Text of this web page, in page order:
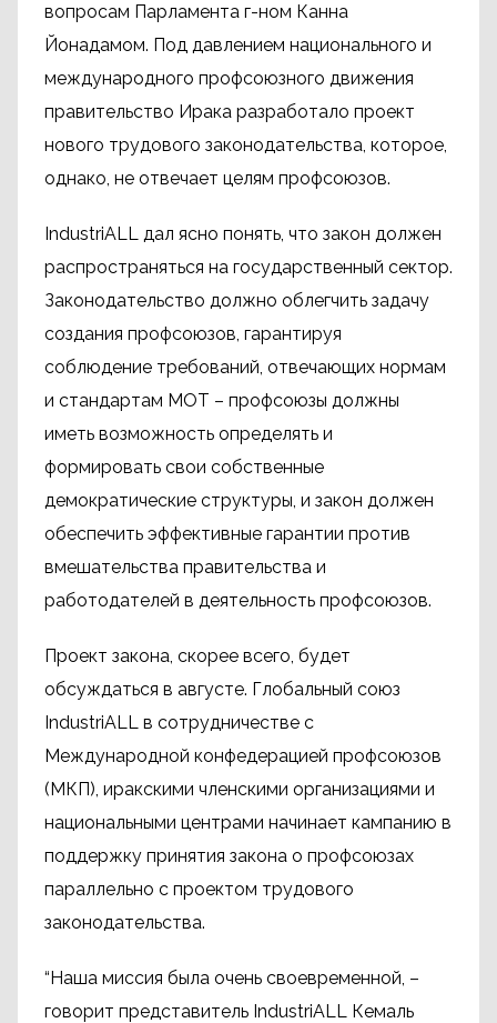
вопросам Парламента г-ном Канна
Йонадамом. Под давлением национального и
международного профсоюзного движения
правительство Ирака разработало проект
нового трудового законодательства, которое,
однако, не отвечает целям профсоюзов.
IndustriALL дал ясно понять, что закон должен
распространяться на государственный сектор.
Законодательство должно облегчить задачу
создания профсоюзов, гарантируя
соблюдение требований, отвечающих нормам
и стандартам МОТ – профсоюзы должны
иметь возможность определять и
формировать свои собственные
демократические структуры, и закон должен
обеспечить эффективные гарантии против
вмешательства правительства и
работодателей в деятельность профсоюзов.
Проект закона, скорее всего, будет
обсуждаться в августе. Глобальный союз
IndustriALL в сотрудничестве с
Международной конфедерацией профсоюзов
(МКП), иракскими членскими организациями и
национальными центрами начинает кампанию в
поддержку принятия закона о профсоюзах
параллельно с проектом трудового
законодательства.
“Наша миссия была очень своевременной, –
говорит представитель IndustriALL Кемаль